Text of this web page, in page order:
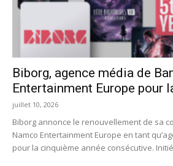
Biborg, agence média de
Entertainment Europe pour
juillet 10, 2026
Biborg annonce le renouvellement de sa
Namco Entertainment Europe en tant
pour la cinquième année consécutive.